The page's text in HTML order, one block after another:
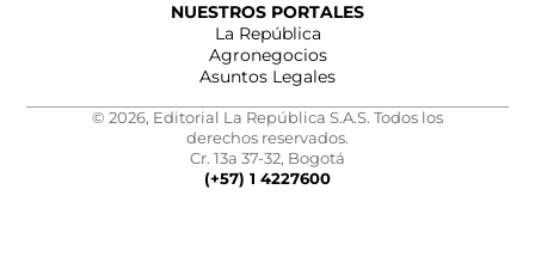
NUESTROS PORTALES
La República
Agronegocios
Asuntos Legales
© 2026, Editorial La República S.A.S. Todos los
derechos reservados.
Cr. 13a 37-32, Bogotá
(+57) 1 4227600